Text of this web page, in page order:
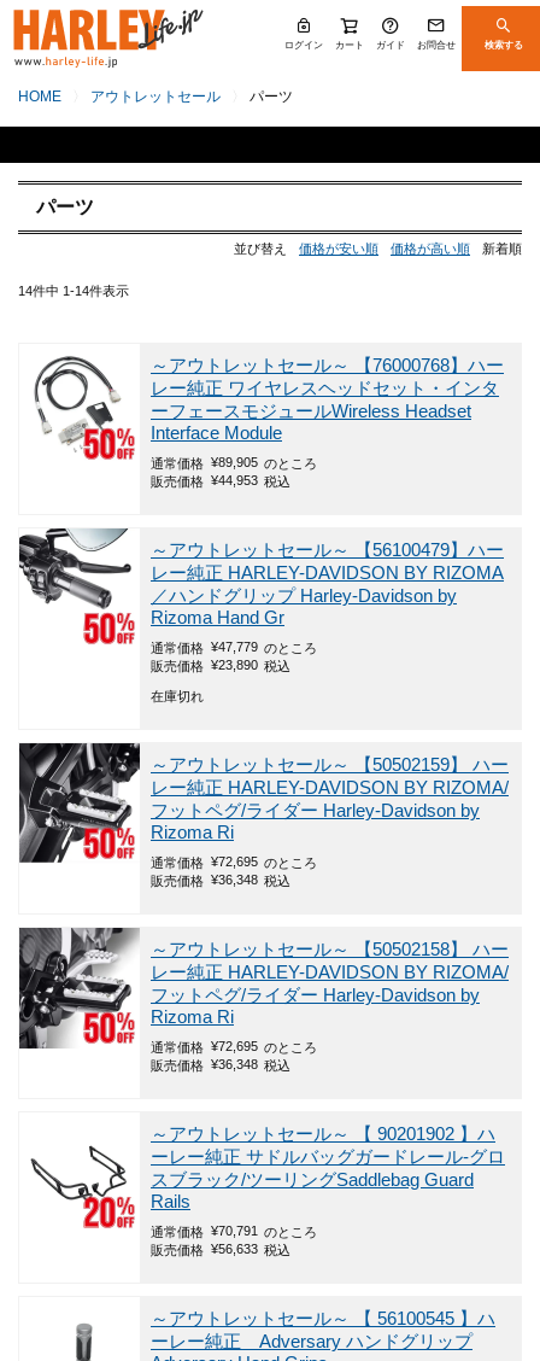
ログイン カート ガイド お問合せ 検索する
HOME アウトレットセール パーツ
パーツ
並び替え 価格が安い順 価格が高い順 新着順
14件中 1-14件表示
～アウトレットセール～
【76000768】ハー
レー純正 ワイヤレスヘッドセット・インタ
ーフェースモジュールWireless Headset
Interface Module
通常価格 ¥89,905 のところ
販売価格 ¥44,953 税込
～アウトレットセール～
【56100479】ハー
レー純正 HARLEY-DAVIDSON BY RIZOMA
／ハンドグリップ Harley-Davidson by
Rizoma Hand Gr
通常価格 ¥47,779 のところ
販売価格 ¥23,890 税込
在庫切れ
～アウトレットセール～
【50502159】 ハー
レー純正 HARLEY-DAVIDSON BY RIZOMA/
フットペグ/ライダー Harley-Davidson by
Rizoma Ri
通常価格 ¥72,695 のところ
販売価格 ¥36,348 税込
～アウトレットセール～
【50502158】 ハー
レー純正 HARLEY-DAVIDSON BY RIZOMA/
フットペグ/ライダー Harley-Davidson by
Rizoma Ri
通常価格 ¥72,695 のところ
販売価格 ¥36,348 税込
～アウトレットセール～
【 90201902 】ハ
ーレー純正 サドルバッグガードレール-グロ
スブラック/ツーリングSaddlebag Guard
Rails
通常価格 ¥70,791 のところ
販売価格 ¥56,633 税込
～アウトレットセール～
【 56100545 】ハ
ーレー純正 Adversary ハンドグリップ